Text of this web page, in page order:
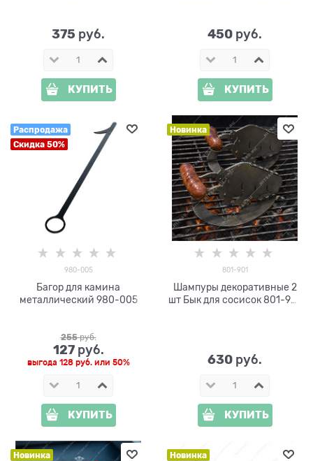
375 руб.
КУПИТЬ
450 руб.
КУПИТЬ
Распродажа
Скидка 50%
980-005
Багор для камина
металлический 980-005
255 руб.
127 руб.
выгода 128 руб.или 50%
КУПИТЬ
Новинка
801-901
Шампуры декоративные 2
шт Бык для сосисок 801-901
630 руб.
КУПИТЬ
Новинка Новинка